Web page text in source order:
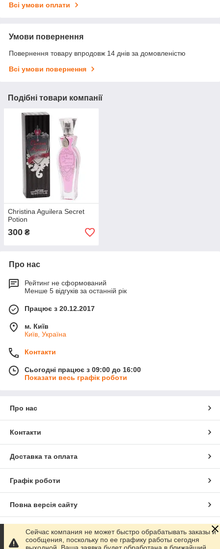
Всі умови оплати
Умови повернення
Повернення товару впродовж 14 днів за домовленістю
Всі умови повернення
Подібні товари компанії
Christina Aguilera Secret
Potion
300 ₴
Про нас
Рейтинг не сформований
Менше 5 відгуків за останній рік
Працює з 20.12.2017
м. Київ
Київ, Україна
Контакти
Сьогодні працює з 09:00 до 16:00
Показати весь графік роботи
Про нас
Контакти
Доставка та оплата
Графік роботи
Повна версія сайту
Сайт створено на маркетплейсі Prom.ua
Сейчас компания не может быстро обрабатывать заказы и
сообщения, поскольку по ее графику работы сегодня